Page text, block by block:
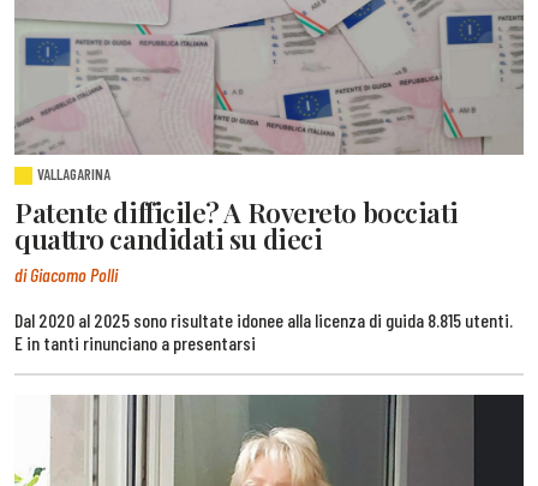
VALLAGARINA
Patente difficile? A Rovereto bocciati
quattro candidati su dieci
di Giacomo Polli
Dal 2020 al 2025 sono risultate idonee alla licenza di guida 8.815 utenti.
E in tanti rinunciano a presentarsi